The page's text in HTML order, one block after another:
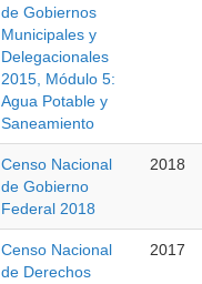
de Gobiernos
Municipales y
Delegacionales
2015, Módulo 5:
Agua Potable y
Saneamiento
Censo Nacional
de Gobierno
Federal 2018
2018
Censo Nacional
de Derechos
2017